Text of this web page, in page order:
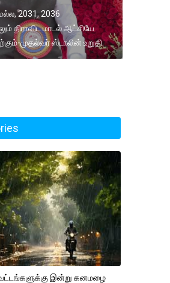
2031, 2036
திராவிட மாடல் ஆட்சியே
முதல்வர் ஸ்டாலின் உறுதி.
இன்று கனமழை